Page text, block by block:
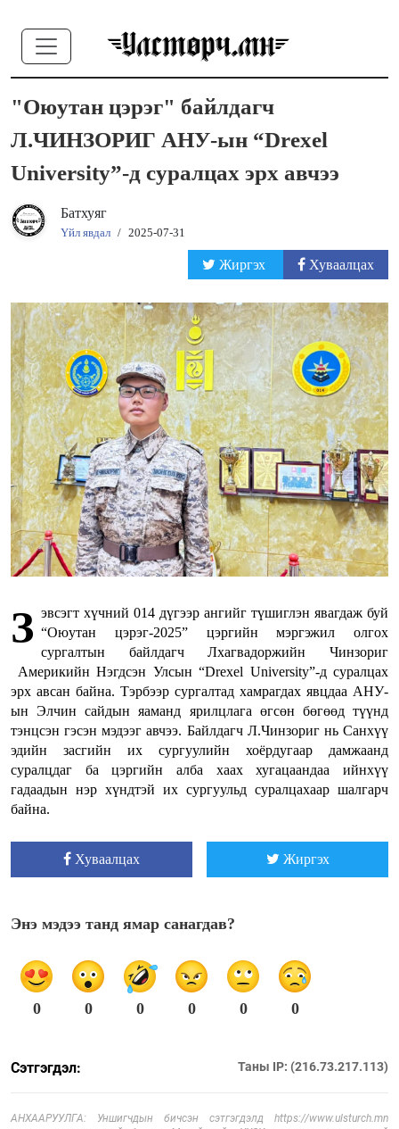
"Оюутан цэрэг" байлдагч
Л.ЧИНЗОРИГ АНУ-ын “Drexel
University”-д суралцах эрх авчээ
Батхуяг
Үйл явдал / 2025-07-31
Жиргэх Хуваалцах
З эвсэгт хүчний 014 дүгээр ангийг түшиглэн явагдаж буй
“Оюутан цэрэг-2025” цэргийн мэргэжил олгох
сургалтын байлдагч Лхагвадоржийн Чинзориг
Америкийн Нэгдсэн Улсын “Drexel University”-д суралцах
эрх авсан байна. Тэрбээр сургалтад хамрагдах явцдаа АНУ-
ын Элчин сайдын яаманд ярилцлага өгсөн бөгөөд түүнд
тэнцсэн гэсэн мэдээг авчээ. Байлдагч Л.Чинзориг нь Санхүү
эдийн засгийн их сургуулийн хоёрдугаар дамжаанд
суралцдаг ба цэргийн алба хаах хугацаандаа ийнхүү
гадаадын нэр хүндтэй их сургуульд суралцахаар шалгарч
байна.
Хуваалцах Жиргэх
Энэ мэдээ танд ямар санагдав?
0 0 0 0 0 0
Сэтгэгдэл: Таны IP: (216.73.217.113)
АНХААРУУЛГА: Уншигчдын бичсэн сэтгэгдэлд https://www.ulsturch.mn